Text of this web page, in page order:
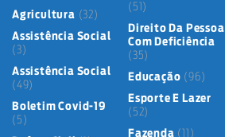
Agricultura (32)
Assistência Social
(3)
Assistência Social
(49)
Boletim Covid-19
(5)
(51)
Direito Da Pessoa
Com Deficiência
(35)
Educação (96)
Esporte E Lazer
(52)
Fazenda (11)